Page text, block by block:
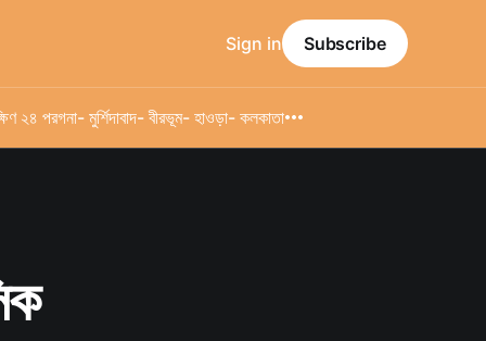
২৪ পরগনা- মুর্শিদাবাদ- বীরভূম- হাওড়া- কলকাতা
Sign in Subscribe